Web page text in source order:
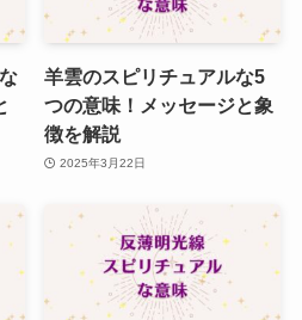
羊雲のスピリチュアルな5
つの意味！メッセージと象
徴を解説
2025年3月22日